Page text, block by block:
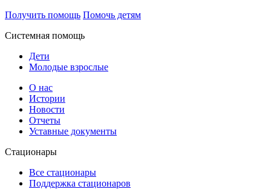
Получить помощь Помочь детям
Системная помощь
Дети
Молодые взрослые
О нас
Истории
Новости
Отчеты
Уставные документы
Стационары
Все стационары
Поддержка стационаров